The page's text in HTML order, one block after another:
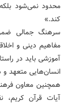
محدود نمی‌شود
کند.»
سرهنگ جمالی ضمن
مفاهیم دینی و
آموزشی باید در
انسان‌هایی متعهد و
همچنین معاون
آیات قرآن